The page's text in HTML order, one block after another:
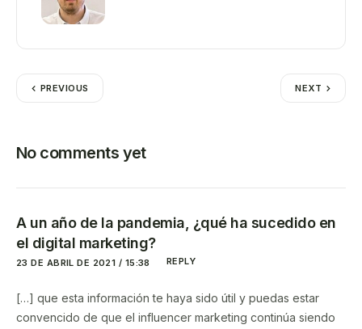
PREVIOUS NEXT
No comments yet
A un año de la pandemia, ¿qué ha sucedido en
el digital marketing?
23 DE ABRIL DE 2021 / 15:38 REPLY
[…] que esta información te haya sido útil y puedas estar
convencido de que el influencer marketing continúa siendo